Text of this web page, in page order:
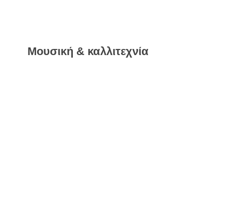
Μουσική & καλλιτεχνία